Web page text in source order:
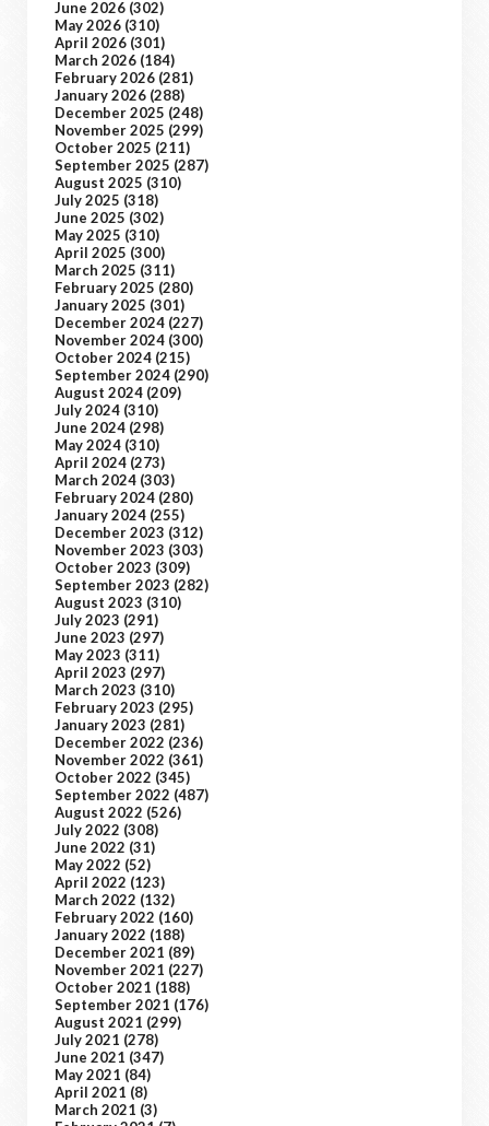
June 2026 (302)
May 2026 (310)
April 2026 (301)
March 2026 (184)
February 2026 (281)
January 2026 (288)
December 2025 (248)
November 2025 (299)
October 2025 (211)
September 2025 (287)
August 2025 (310)
July 2025 (318)
June 2025 (302)
May 2025 (310)
April 2025 (300)
March 2025 (311)
February 2025 (280)
January 2025 (301)
December 2024 (227)
November 2024 (300)
October 2024 (215)
September 2024 (290)
August 2024 (209)
July 2024 (310)
June 2024 (298)
May 2024 (310)
April 2024 (273)
March 2024 (303)
February 2024 (280)
January 2024 (255)
December 2023 (312)
November 2023 (303)
October 2023 (309)
September 2023 (282)
August 2023 (310)
July 2023 (291)
June 2023 (297)
May 2023 (311)
April 2023 (297)
March 2023 (310)
February 2023 (295)
January 2023 (281)
December 2022 (236)
November 2022 (361)
October 2022 (345)
September 2022 (487)
August 2022 (526)
July 2022 (308)
June 2022 (31)
May 2022 (52)
April 2022 (123)
March 2022 (132)
February 2022 (160)
January 2022 (188)
December 2021 (89)
November 2021 (227)
October 2021 (188)
September 2021 (176)
August 2021 (299)
July 2021 (278)
June 2021 (347)
May 2021 (84)
April 2021 (8)
March 2021 (3)